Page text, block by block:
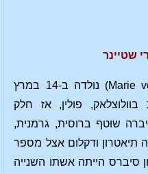
שטיינר
מארי פון סִיבֶרְס (Marie von Sivers) נולדה ב-14 במרץ
בוולוצלאק, פולין, אז חלק
שוטף ברוסית, גרמנית,
תיאטרון ודקלום אצל מספר
סיברס הייתה אשתו השנייה